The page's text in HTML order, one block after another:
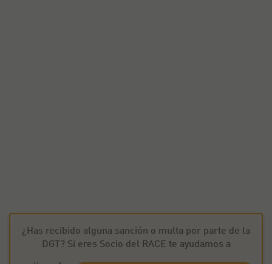
¿Has recibido alguna sanción o multa por parte de la
DGT? Si eres Socio del RACE te ayudamos a